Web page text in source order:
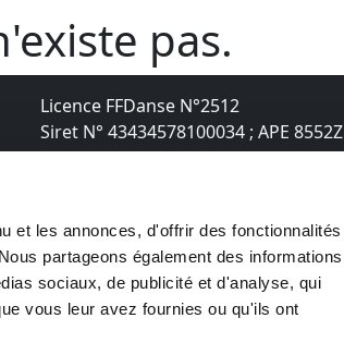
et les annonces, d'offrir des fonctionnalités
partageons également des informations
sociaux, de publicité et d'analyse, qui
vous leur avez fournies ou qu'ils ont
pas.
Licence FFDanse N°2512
Siret N° 43434578100034 ; APE 8552Z
Mentions légales